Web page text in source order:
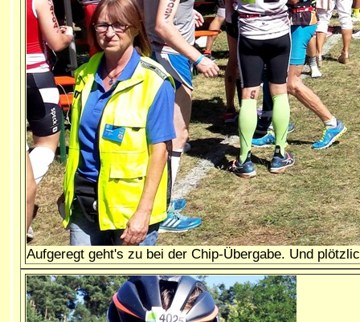
Aufgeregt geht's zu bei der Chip-Übergabe. Und